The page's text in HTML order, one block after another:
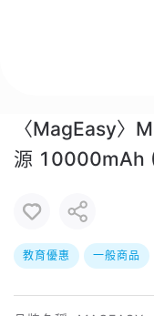
〈MagEasy〉
源 10000mAh
教育優惠 一般商品